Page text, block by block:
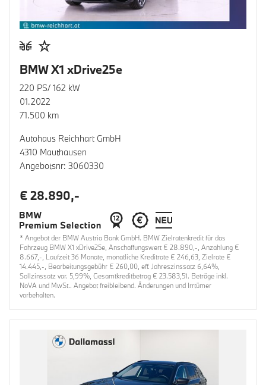
BMW X1 xDrive25e
220 PS/ 162 kW
01.2022
71.500 km
Autohaus Reichhart GmbH
4310 Mauthausen
Angebotsnr: 3060330
€ 28.890,-
* Angebot der BMW Austria Bank GmbH. BMW Zielratenkredit für das
Fahrzeug BMW X1 xDrive25e, Anschaffungswert € 28.890,-, Anzahlung €
8.667,-, Laufzeit 36 Monate, monatliche Kreditrate € 246,63, Zielrate €
14.445,-, Bearbeitungsgebühr € 260,00, eff. Jahreszinssatz 6,64%,
Sollzinssatz var. 5,99%, Gesamtkreditbetrag € 23.583,51. Beträge inkl.
NoVA und MwSt.. Angebot freibleibend. Änderungen und Irrtümer
vorbehalten.